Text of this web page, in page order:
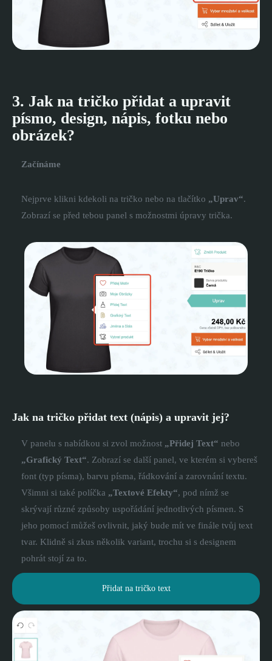
3. Jak na tričko přidat a upravit
písmo, design, nápis, fotku nebo
obrázek?
Začínáme
Nejprve klikni kdekoli na tričko nebo na tlačítko „Uprav“.
Zobrazí se před tebou panel s možnostmi úpravy trička.
Jak na tričko přidat text (nápis) a upravit jej?
V panelu s nabídkou si zvol možnost „Přidej Text“ nebo
„Grafický Text“. Zobrazí se další panel, ve kterém si vybereš
font (typ písma), barvu písma, řádkování a zarovnání textu.
Všimni si také políčka „Textové Efekty“, pod nímž se
skrývají různé způsoby uspořádání jednotlivých písmen. S
jeho pomocí můžeš ovlivnit, jaký bude mít ve finále tvůj text
tvar. Klidně si zkus několik variant, trochu si s designem
pohrát stojí za to.
Přidat na tričko text